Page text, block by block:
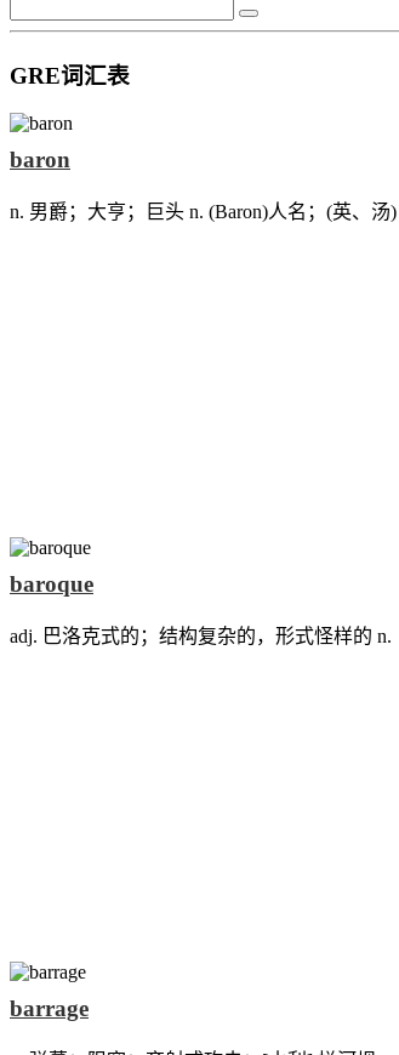
GRE词汇表
baron
n. 男爵；大亨；巨头 n. (Baron)人名；(英、
baroque
adj. 巴洛克式的；结构复杂的，形式怪样的
barrage